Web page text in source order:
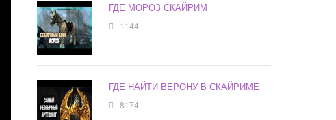
ГДЕ МОРОЗ СКАЙРИМ
1144
ГДЕ НАЙТИ ВЕРОНУ В СКАЙРИМЕ
8174